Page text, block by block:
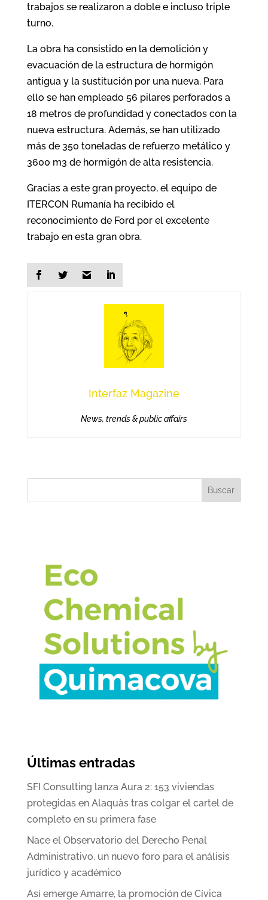
trabajos se realizaron a doble e incluso triple
turno.
La obra ha consistido en la demolición y
evacuación de la estructura de hormigón
antigua y la sustitución por una nueva. Para
ello se han empleado 56 pilares perforados a
18 metros de profundidad y conectados con la
nueva estructura. Además, se han utilizado
más de 350 toneladas de refuerzo metálico y
3600 m3 de hormigón de alta resistencia.
Gracias a este gran proyecto, el equipo de
ITERCON Rumanía ha recibido el
reconocimiento de Ford por el excelente
trabajo en esta gran obra.
Interfaz Magazine
News, trends & public affairs
Buscar
Últimas entradas
SFI Consulting lanza Aura 2: 153 viviendas
protegidas en Alaquàs tras colgar el cartel de
completo en su primera fase
Nace el Observatorio del Derecho Penal
Administrativo, un nuevo foro para el análisis
jurídico y académico
Así emerge Amarre, la promoción de Cívica